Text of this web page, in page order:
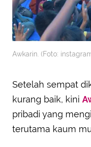
Awkarin. (Foto:
Setelah sempat
kurang baik, kini
pribadi yang
terutama kaum